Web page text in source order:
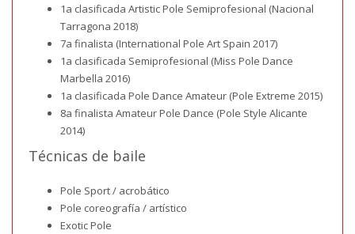
1a clasificada Artistic Pole Semiprofesional (Nacional
Tarragona 2018)
7a finalista (International Pole Art Spain 2017)
1a clasificada Semiprofesional (Miss Pole Dance
Marbella 2016)
1a clasificada Pole Dance Amateur (Pole Extreme 2015)
8a finalista Amateur Pole Dance (Pole Style Alicante
2014)
Técnicas de baile
Pole Sport / acrobático
Pole coreografía / artístico
Exotic Pole